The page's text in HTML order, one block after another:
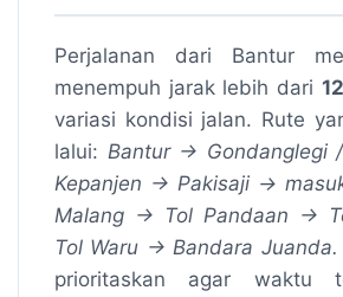
Perjalanan dari Bantur
menempuh jarak lebih dari
variasi kondisi jalan. Rute
lalui: Bantur → Gondanglegi
Kepanjen → Pakisaji →
Malang → Tol Pandaan →
Tol Waru → Bandara Juanda.
prioritaskan agar waktu